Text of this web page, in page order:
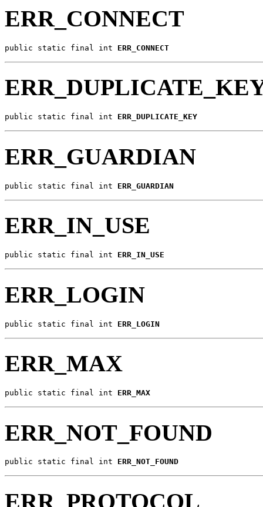
ERR_CONNECT
public static final int ERR_CONNECT
public static final int ERR_DUPLICATE_KEY
ERR_GUARDIAN
public static final int ERR_GUARDIAN
ERR_IN_USE
public static final int ERR_IN_USE
ERR_LOGIN
public static final int ERR_LOGIN
ERR_MAX
public static final int ERR_MAX
ERR_NOT_FOUND
public static final int ERR_NOT_FOUND
ERR_PROTOCOL